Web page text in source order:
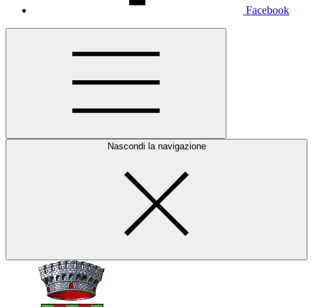
Facebook
Nascondi la navigazione